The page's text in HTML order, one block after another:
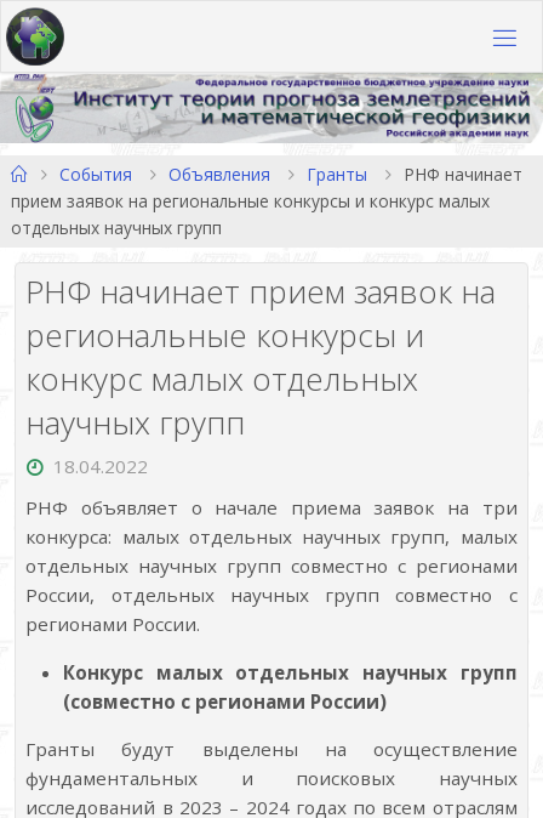
Перейти
к
содержимому
ГлавнаяСобытия Объявления Гранты
РНФ начинает
прием заявок на региональные конкурсы и конкурс малых
отдельных научных групп
РНФ начинает прием заявок на
региональные конкурсы и
конкурс малых отдельных
научных групп
18.04.2022
РНФ объявляет о начале приема заявок на три
конкурса: малых отдельных научных групп, малых
отдельных научных групп совместно с регионами
России, отдельных научных групп совместно с
регионами России.
Конкурс малых отдельных научных групп
(совместно с регионами России)
Гранты будут выделены на осуществление
фундаментальных и поисковых научных
исследований в 2023 – 2024 годах по всем отраслям